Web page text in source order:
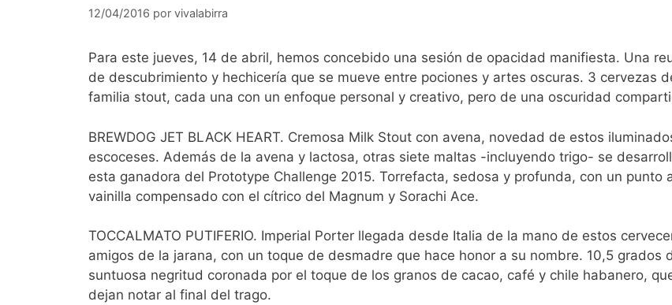
12/04/2016 por vivalabirra
Para este jueves, 14 de abril, hemos concebido una sesión de opacidad manifiesta. Una
de descubrimiento y hechicería que se mueve entre pociones y artes oscuras. 3 cervezas
familia stout, cada una con un enfoque personal y creativo, pero de una oscuridad
BREWDOG JET BLACK HEART. Cremosa Milk Stout con avena, novedad de estos
escoceses. Además de la avena y lactosa, otras siete maltas -incluyendo trigo- se
esta ganadora del Prototype Challenge 2015. Torrefacta, sedosa y profunda, con un punto
vainilla compensado con el cítrico del Magnum y Sorachi Ace.
TOCCALMATO PUTIFERIO. Imperial Porter llegada desde Italia de la mano de estos
amigos de la jarana, con un toque de desmadre que hace honor a su nombre. 10,5 grados
suntuosa negritud coronada por el toque de los granos de cacao, café y chile habanero,
dejan notar al final del trago.